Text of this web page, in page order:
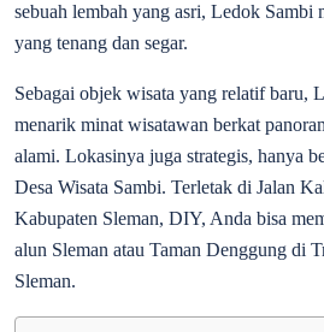
sebuah lembah yang asri, Ledok Sambi
yang tenang dan segar.
Sebagai objek wisata yang relatif baru,
menarik minat wisatawan berkat
alami. Lokasinya juga strategis, hanya
Desa Wisata Sambi. Terletak di Jalan
Kabupaten Sleman, DIY, Anda bisa
alun Sleman atau Taman Denggung di
Sleman.